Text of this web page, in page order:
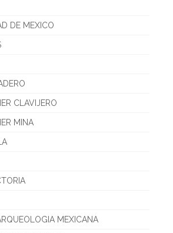
DE MEXICO
CLAVIJERO
MINA
MEXICANA